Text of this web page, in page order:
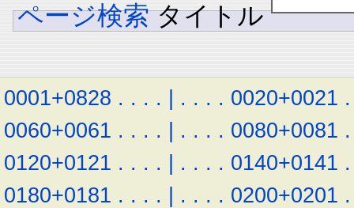
ページ検索 タイトル
0001+0828 . . . . | . . . . 0020+0021 .
0060+0061 . . . . | . . . . 0080+0081 .
0120+0121 . . . . | . . . . 0140+0141 .
0180+0181 . . . . | . . . . 0200+0201 .